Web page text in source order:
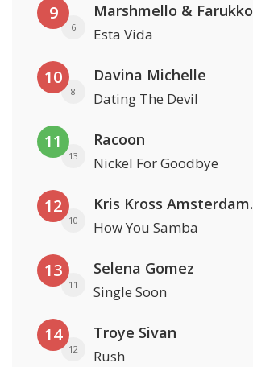
9
6
Marshmello & Farukko
Esta Vida
10
8
Davina Michelle
Dating The Devil
11
13
Racoon
Nickel For Goodbye
12
10 How You Samba
13
11
Selena Gomez
Single Soon
14
12
Troye Sivan
Rush